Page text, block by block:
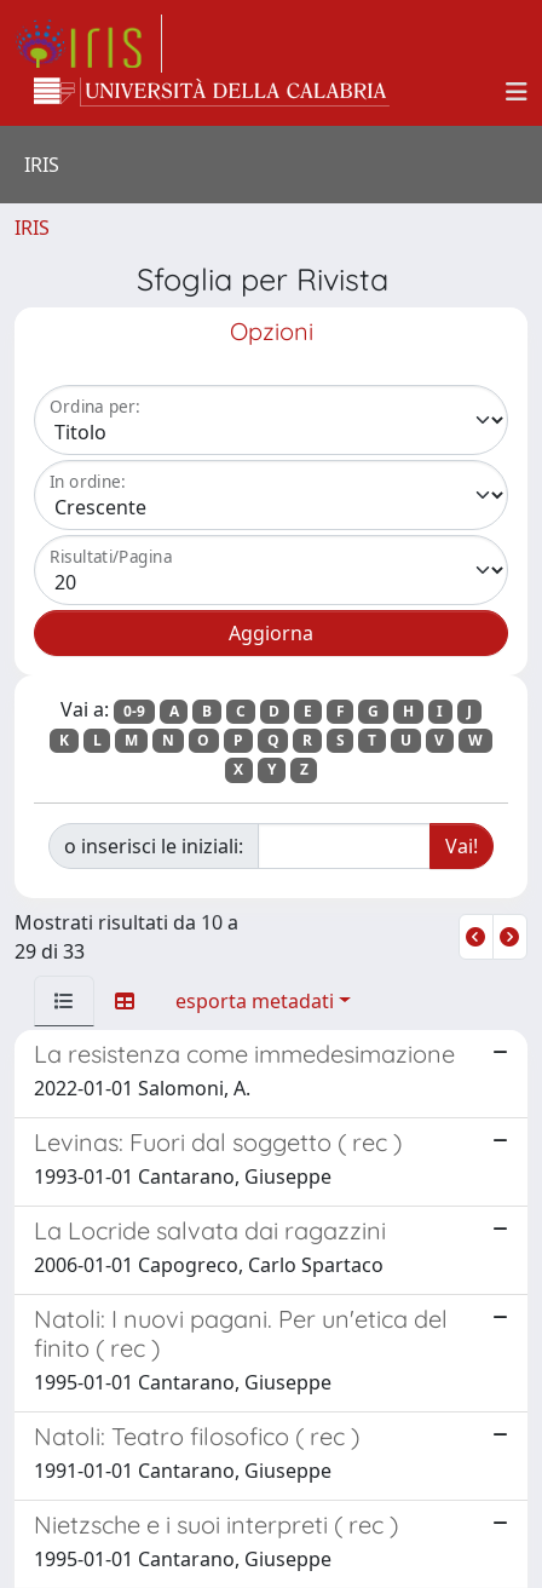
IRIS
IRIS
Sfoglia per Rivista
Opzioni
Ordina per:
In ordine:
Risultati/Pagina
Vai a: 0-9 A B C D E F G H I
J
K
L M N O P Q R S T U V
W
X
Y Z
o inserisci le iniziali:
Mostrati risultati da 10 a
29 di 33
esporta metadati
La resistenza come immedesimazione
2022-01-01 Salomoni, A.
Levinas: Fuori dal soggetto ( rec )
1993-01-01 Cantarano, Giuseppe
La Locride salvata dai ragazzini
2006-01-01 Capogreco, Carlo Spartaco
Natoli: I nuovi pagani. Per un'etica del
finito ( rec )
1995-01-01 Cantarano, Giuseppe
Natoli: Teatro filosofico ( rec )
1991-01-01 Cantarano, Giuseppe
Nietzsche e i suoi interpreti ( rec )
1995-01-01 Cantarano, Giuseppe